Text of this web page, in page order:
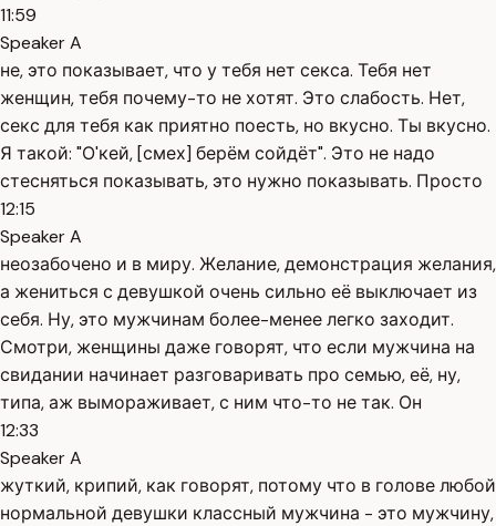
11:59
Speaker A
не, это показывает, что у тебя нет секса. Тебя нет
женщин, тебя почему-то не хотят. Это слабость. Нет,
секс для тебя как приятно поесть, но вкусно. Ты вкусно.
Я такой: "О'кей, [смех] берём сойдёт". Это не надо
стесняться показывать, это нужно показывать. Просто
12:15
Speaker A
неозабочено и в миру. Желание, демонстрация желания,
а жениться с девушкой очень сильно её выключает из
себя. Ну, это мужчинам более-менее легко заходит.
Смотри, женщины даже говорят, что если мужчина на
свидании начинает разговаривать про семью, её, ну,
типа, аж вымораживает, с ним что-то не так. Он
12:33
Speaker A
жуткий, крипий, как говорят, потому что в голове любой
нормальной девушки классный мужчина - это мужчину,